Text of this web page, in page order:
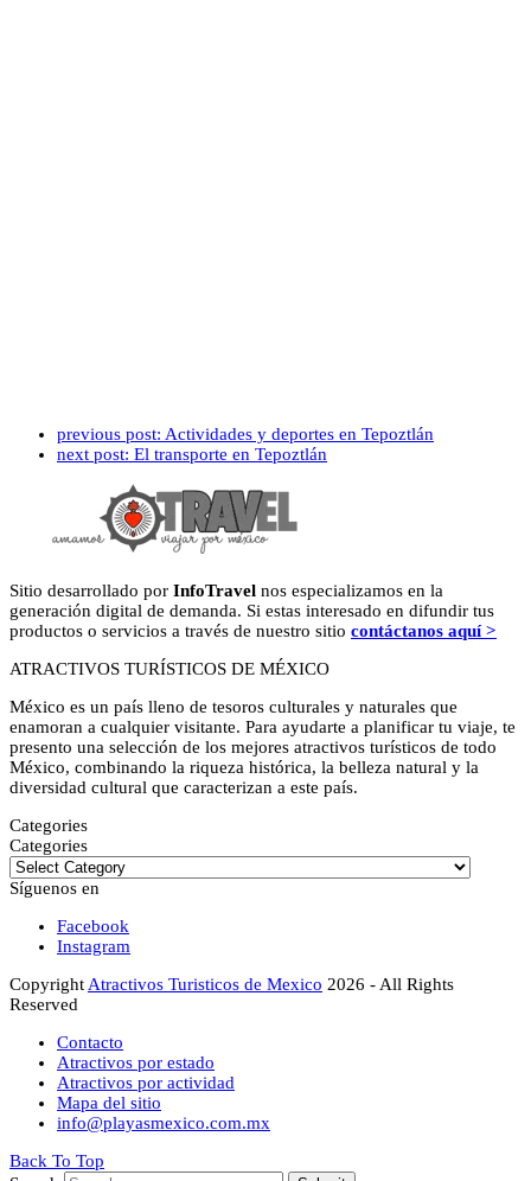
previous post: Actividades y deportes en Tepoztlán
next post: El transporte en Tepoztlán
Sitio desarrollado por InfoTravel nos especializamos en la
generación digital de demanda. Si estas interesado en difundir tus
productos o servicios a través de nuestro sitio contáctanos aquí >
ATRACTIVOS TURÍSTICOS DE MÉXICO
México es un país lleno de tesoros culturales y naturales que
enamoran a cualquier visitante. Para ayudarte a planificar tu viaje, te
presento una selección de los mejores atractivos turísticos de todo
México, combinando la riqueza histórica, la belleza natural y la
diversidad cultural que caracterizan a este país.
Categories
Categories
Síguenos en
Facebook
Instagram
CopyrightAtractivos Turisticos de Mexico 2026 - All Rights
Reserved
Contacto
Atractivos por estado
Atractivos por actividad
Mapa del sitio
info@playasmexico.com.mx
Back To Top